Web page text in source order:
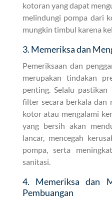
kotoran yang dapat
melindungi pompa dari
mungkin timbul karena
3. Memeriksa dan
Pemeriksaan dan
merupakan tindakan
penting. Selalu
filter secara berkala dan
kotor atau mengalami
yang bersih akan
lancar, mencegah
pompa, serta
sanitasi.
4. Memeriksa dan
Pembuangan